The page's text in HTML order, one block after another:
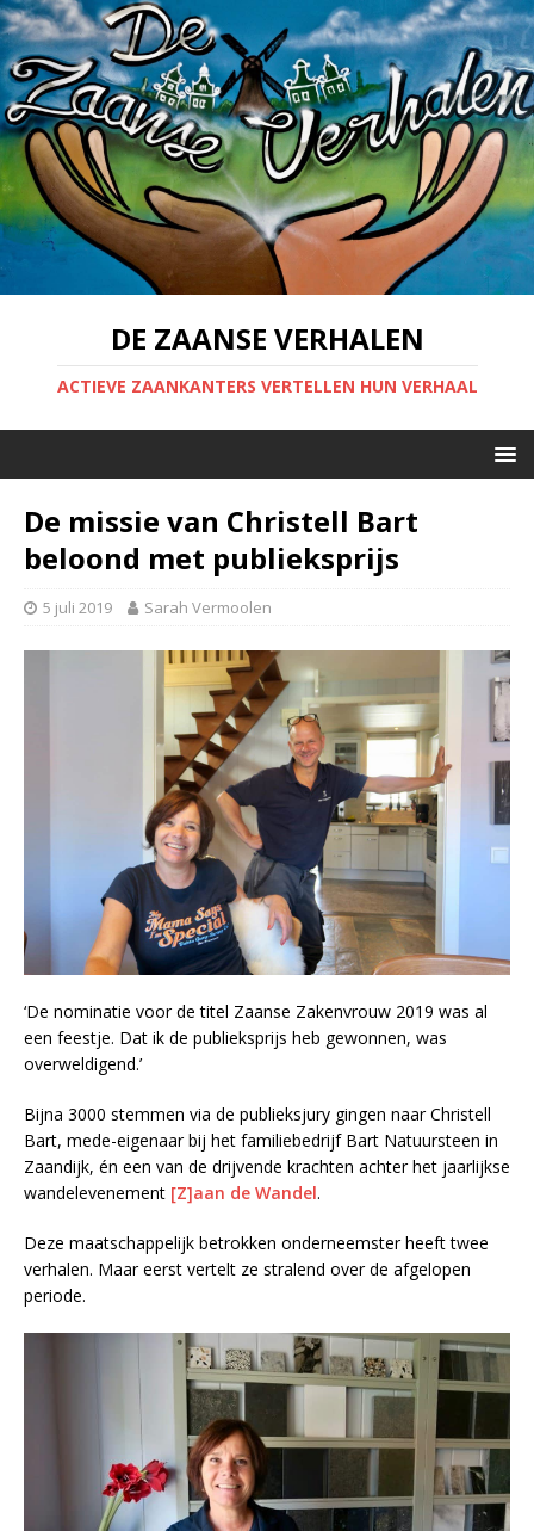
DE ZAANSE VERHALEN
ACTIEVE ZAANKANTERS VERTELLEN HUN VERHAAL
De missie van Christell Bart
beloond met publieksprijs
5 juli 2019 Sarah Vermoolen
‘De nominatie voor de titel Zaanse Zakenvrouw 2019 was al
een feestje. Dat ik de publieksprijs heb gewonnen, was
overweldigend.’
Bijna 3000 stemmen via de publieksjury gingen naar Christell
Bart, mede-eigenaar bij het familiebedrijf Bart Natuursteen in
Zaandijk, én een van de drijvende krachten achter het jaarlijkse
wandelevenement [Z]aan de Wandel.
Deze maatschappelijk betrokken onderneemster heeft twee
verhalen. Maar eerst vertelt ze stralend over de afgelopen
periode.